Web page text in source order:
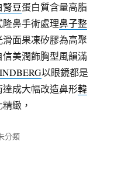
腎豆蛋白質含量高脂
隆鼻手術處理鼻子整
面果凍矽膠為高聚
信美潤飾胸型風韻滿
以眼鏡都是
成大幅改造鼻形韓
緻，
分類